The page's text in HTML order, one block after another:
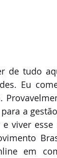
de tudo
Eu
a
viver
em